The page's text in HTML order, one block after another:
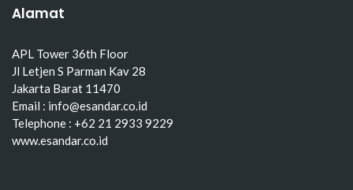
Alamat
APL Tower 36th Floor
Jl Letjen S Parman Kav 28
Jakarta Barat 11470
Email : info@esandar.co.id
Telephone : +62 21 2933 9229
www.esandar.co.id